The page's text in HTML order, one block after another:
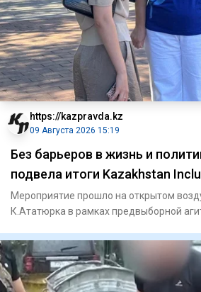
https://kazpravda.kz
09 Августа 2026 15:19
Без барьеров в жизнь и
подвела итоги Kazakhstan
Мероприятие прошло на открытом
К.Ататюрка в рамках предвыборной